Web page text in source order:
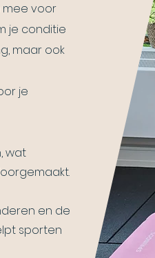
mee voor
je conditie
maar ook
je
wat
en de
sporten